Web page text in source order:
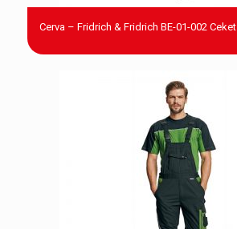
Cerva – Fridrich & Fridrich BE-01-002 Ceket